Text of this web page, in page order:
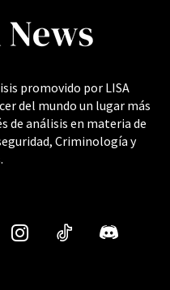
promovido por LISA
del mundo un lugar más
de análisis en materia de
Criminología y